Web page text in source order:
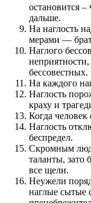
остановится
дальше.
На наглость
мерами —
Наглого
бессовестных.
На каждого
Наглость
краху и
Когда человек
Наглость
беспредел.
Скромным
таланты, зато
все щели.
Неужели
наглые сытые